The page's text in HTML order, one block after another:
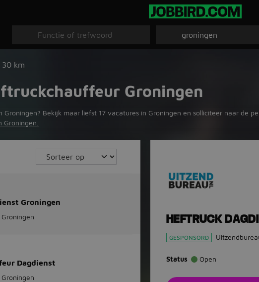
30 km
Groningen
Groningen? Bekijk maar liefst 17 vacatures in Groningen en solliciteer naar de
Groningen.
Groningen
Groningen
Dagdienst
Groningen
HEFTRUCK
GESPONSORD
Status Open